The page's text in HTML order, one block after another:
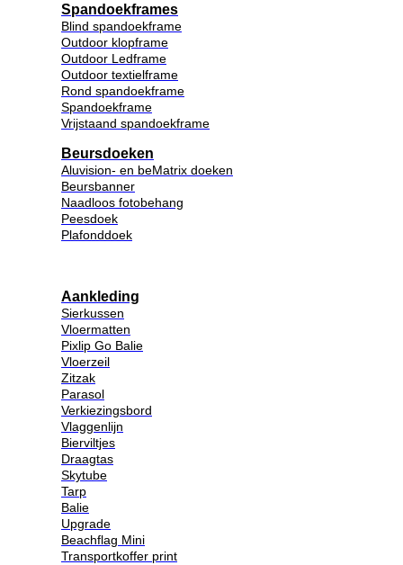
Spandoekframes
Blind spandoekframe
Outdoor klopframe
Outdoor Ledframe
Outdoor textielframe
Rond spandoekframe
Spandoekframe
Vrijstaand spandoekframe
Beursdoeken
Aluvision- en beMatrix doeken
Beursbanner
Naadloos fotobehang
Peesdoek
Plafonddoek
Aankleding
Sierkussen
Vloermatten
Pixlip Go Balie
Vloerzeil
Zitzak
Parasol
Verkiezingsbord
Vlaggenlijn
Bierviltjes
Draagtas
Skytube
Tarp
Balie
Upgrade
Beachflag Mini
Transportkoffer print